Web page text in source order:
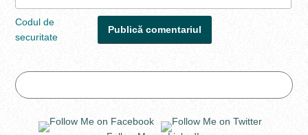
Codul de
securitate